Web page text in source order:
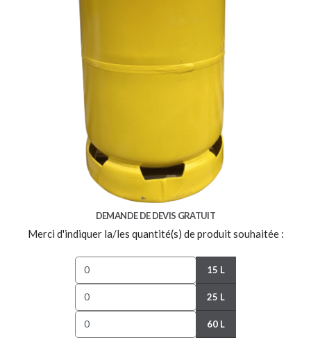
DEMANDE DE DEVIS GRATUIT
Merci d'indiquer la/les quantité(s) de produit souhaitée :
15 L
25 L
60 L